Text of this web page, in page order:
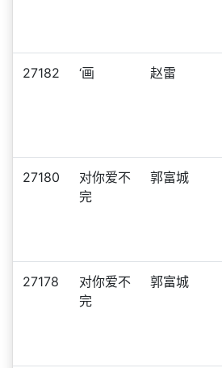
27182 ‘画 赵雷
27180
对你爱不
完
郭富城
27178
对你爱不
完
郭富城